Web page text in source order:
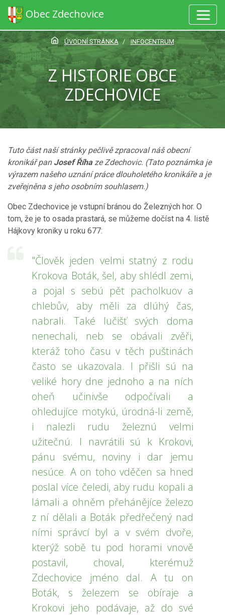
Obec Zdechovice
ÚVODNÍ STRÁNKA INFOCENTRUM
Z HISTORIE OBCE
ZDECHOVICE
Tuto část naší stránky pečlivě zpracoval náš obecní
kronikář pan Josef Říhaze Zdechovic. (Tato poznámka je
výrazem našeho uznání práce dlouholetého kronikáře a je
zveřejněna s jeho osobním souhlasem.)
Obec Zdechovice je vstupní bránou do Železných hor. O
tom, že je to osada prastará, se můžeme dočíst na 4. listě
Hájkovy kroniky u roku 677:
"Člověk jeden velmi statný z rodu
Krokova Boták, šel, aby shlédl zemi,
a pojal s sebú pět pacholkuov a
chlebův, aby měli za dlúhý čas,
nabrali. Také lučišť svých doma
nenechali, neb se obávali zvěři,
kteráž toho času v těch puštinách
často se ukazovala. I přišli sú na
veliké hory dne jednoho a na ních
oheň učinivše odpočívali a
ohledujíce motykú, úrodná-li země,
i nalezli rudu železnú velmi
užitečnú. I navrátili sú k Krokovi,
pánu svému, noviny i dar jemu
nesúce. A on toho vděčen sa hned
poslal více čeledi, aby rudu kopali a
lámali a ohněm přehánějíce železo
z ní dělali a Boták předřečený nad
ními správcí byl a v svém dvoře,
kterýž sobě tu pod horami vnově
postavil, choval, kterémuž
Zdechovice jméno dal. A tu on
Boták, s železem se obíraje a
Krokovi jeho podávaje, až do své